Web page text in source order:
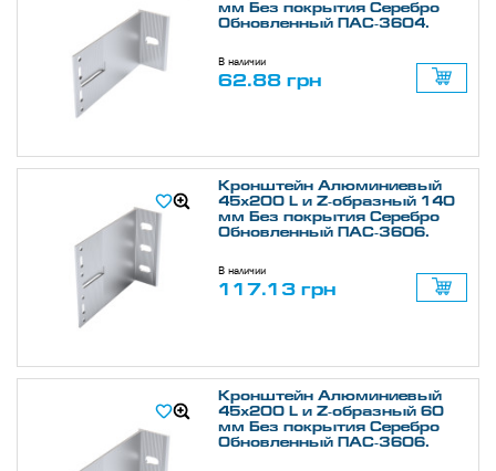
мм Без покрытия Серебро
Обновленный ПАС-3604.
В наличии
62.88 грн
Кронштейн Алюминиевый
45х200 L и Z-образный 140
мм Без покрытия Серебро
Обновленный ПАС-3606.
В наличии
117.13 грн
Кронштейн Алюминиевый
45х200 L и Z-образный 60
мм Без покрытия Серебро
Обновленный ПАС-3606.